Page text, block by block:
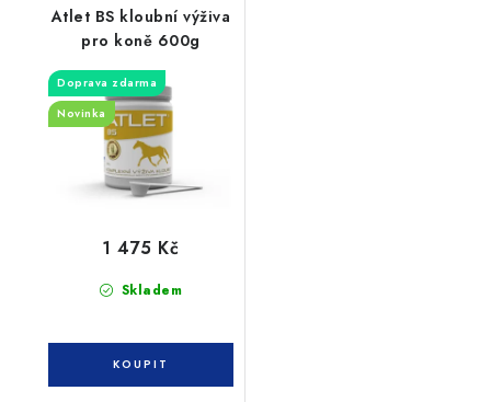
Atlet BS kloubní výživa
pro koně 600g
Doprava zdarma
Novinka
Skladem
1 475 Kč